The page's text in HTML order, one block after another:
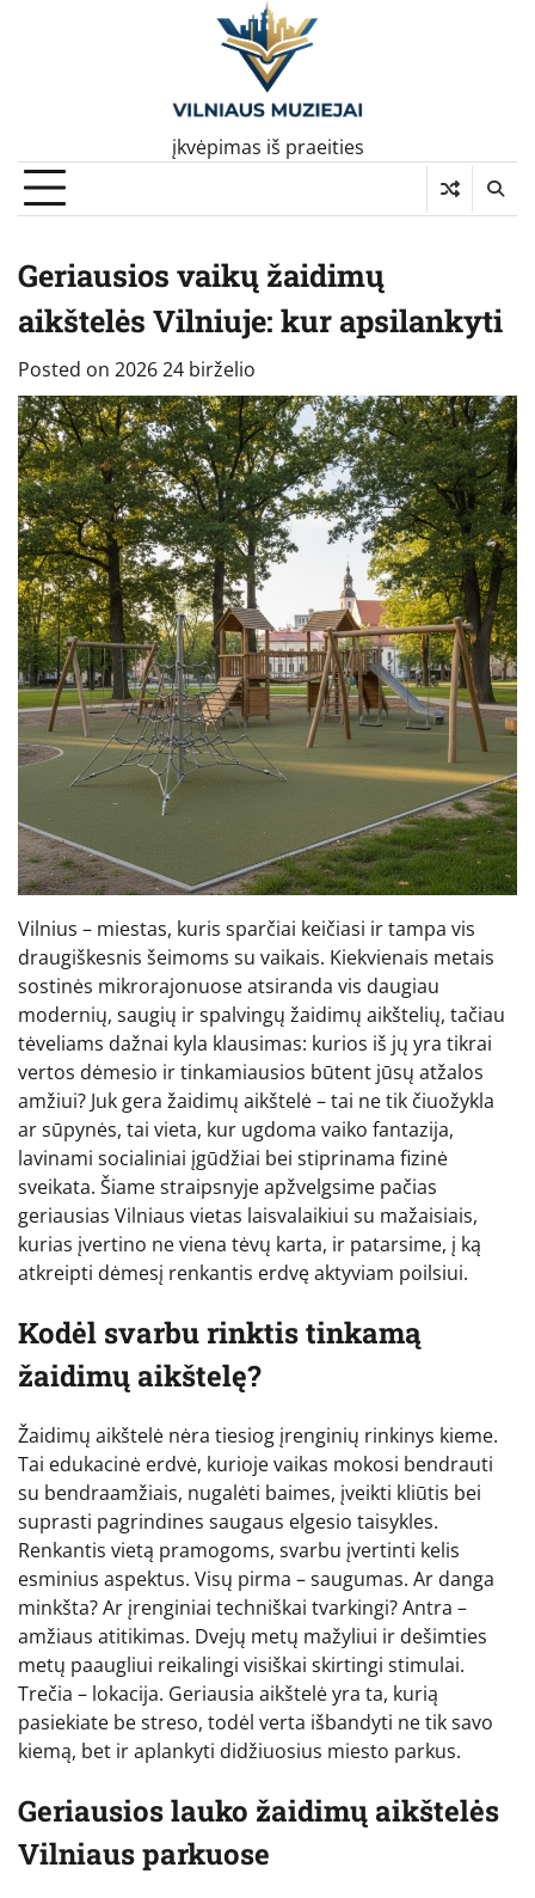
įkvėpimas iš praeities
Geriausios vaikų žaidimų
aikštelės Vilniuje: kur apsilankyti
Posted on 2026 24 birželio
Vilnius – miestas, kuris sparčiai keičiasi ir tampa vis
draugiškesnis šeimoms su vaikais. Kiekvienais metais
sostinės mikrorajonuose atsiranda vis daugiau
modernių, saugių ir spalvingų žaidimų aikštelių, tačiau
tėveliams dažnai kyla klausimas: kurios iš jų yra tikrai
vertos dėmesio ir tinkamiausios būtent jūsų atžalos
amžiui? Juk gera žaidimų aikštelė – tai ne tik čiuožykla
ar sūpynės, tai vieta, kur ugdoma vaiko fantazija,
lavinami socialiniai įgūdžiai bei stiprinama fizinė
sveikata. Šiame straipsnyje apžvelgsime pačias
geriausias Vilniaus vietas laisvalaikiui su mažaisiais,
kurias įvertino ne viena tėvų karta, ir patarsime, į ką
atkreipti dėmesį renkantis erdvę aktyviam poilsiui.
Kodėl svarbu rinktis tinkamą
žaidimų aikštelę?
Žaidimų aikštelė nėra tiesiog įrenginių rinkinys kieme.
Tai edukacinė erdvė, kurioje vaikas mokosi bendrauti
su bendraamžiais, nugalėti baimes, įveikti kliūtis bei
suprasti pagrindines saugaus elgesio taisykles.
Renkantis vietą pramogoms, svarbu įvertinti kelis
esminius aspektus. Visų pirma – saugumas. Ar danga
minkšta? Ar įrenginiai techniškai tvarkingi? Antra –
amžiaus atitikimas. Dvejų metų mažyliui ir dešimties
metų paaugliui reikalingi visiškai skirtingi stimulai.
Trečia – lokacija. Geriausia aikštelė yra ta, kurią
pasiekiate be streso, todėl verta išbandyti ne tik savo
kiemą, bet ir aplankyti didžiuosius miesto parkus.
Geriausios lauko žaidimų aikštelės
Vilniaus parkuose